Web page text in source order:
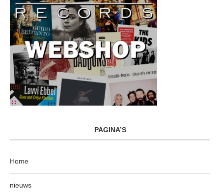
PAGINA’S
Home
nieuws